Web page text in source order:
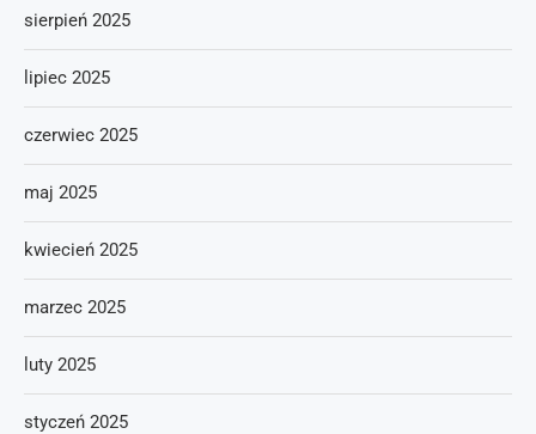
sierpień 2025
lipiec 2025
czerwiec 2025
maj 2025
kwiecień 2025
marzec 2025
luty 2025
styczeń 2025